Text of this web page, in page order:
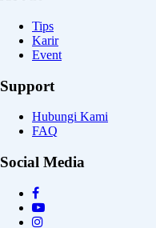
Tips
Karir
Event
Support
Hubungi Kami
FAQ
Social Media